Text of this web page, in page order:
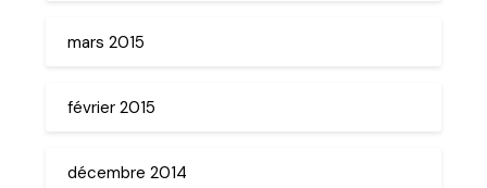
mars 2015
février 2015
décembre 2014